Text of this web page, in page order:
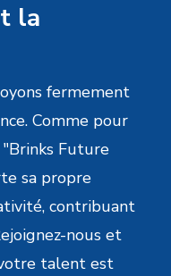
la
fermement
Comme pour
Future
sa propre
contribuant
nous et
talent est